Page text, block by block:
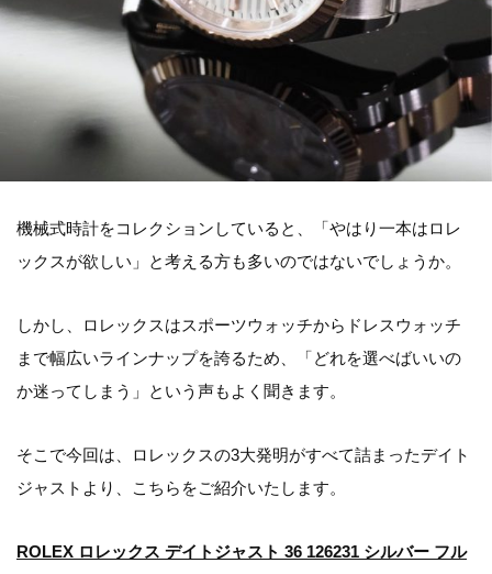
機械式時計をコレクションしていると、「やはり一本はロレ
ックスが欲しい」と考える方も多いのではないでしょうか。
しかし、ロレックスはスポーツウォッチからドレスウォッチ
まで幅広いラインナップを誇るため、「どれを選べばいいの
か迷ってしまう」という声もよく聞きます。
そこで今回は、ロレックスの3大発明がすべて詰まったデイト
ジャストより、こちらをご紹介いたします。
ROLEX ロレックス デイトジャスト 36 126231 シルバー フル